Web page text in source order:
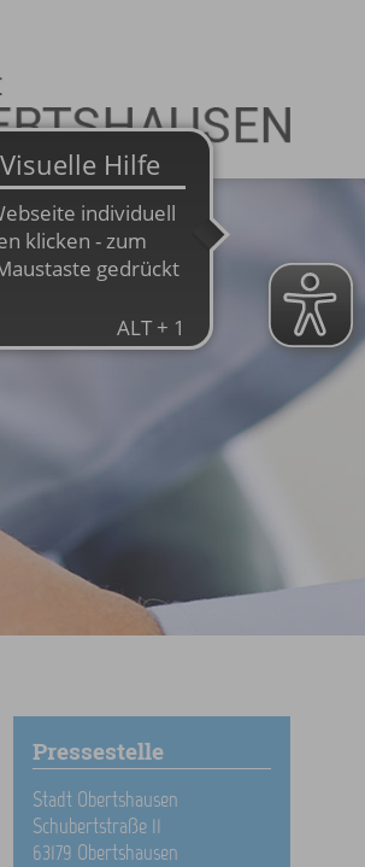
Pressestelle
Stadt Obertshausen
Schubertstraße 11
63179 Obertshausen